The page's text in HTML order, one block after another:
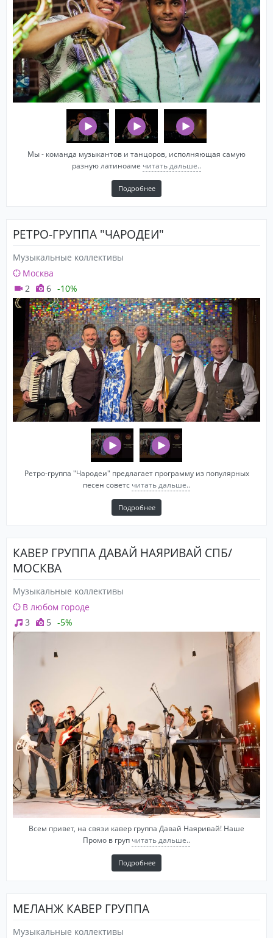
Мы - команда музыкантов и танцоров, исполняющая самую
разную латиноаме читать дальше..
Подробнее
РЕТРО-ГРУППА "ЧАРОДЕИ"
Музыкальные коллективы
Москва
2
6 -10%
Ретро-группа "Чародеи" предлагает программу из популярных
песен советс читать дальше..
Подробнее
КАВЕР ГРУППА ДАВАЙ НАЯРИВАЙ СПБ/
МОСКВА
Музыкальные коллективы
В любом городе
3
5 -5%
Всем привет, на связи кавер группа Давай Наяривай! Наше
Промо в груп читать дальше..
Подробнее
МЕЛАНЖ КАВЕР ГРУППА
Музыкальные коллективы